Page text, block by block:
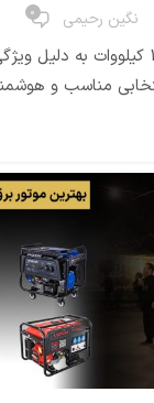
نگین رحیمی 0
انواع موتور برق 10 کیلووات به
مناسب و